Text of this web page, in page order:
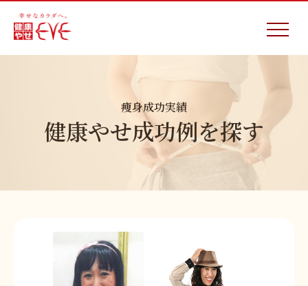
痩身成功実績
健康やせ成功例を探す